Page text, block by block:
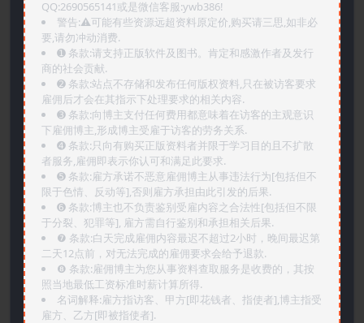
QQ:2690565141或是微信客服:ywb386!
警告:⚠️可能有些资源远超资料原定价,购买请三思,如非必
要,请勿冲动消费.
➊️ 条款:请支持正版软件及图书。肯定和感激作者及发行
商的社会贡献.
➋️ 条款:站点不存储和发布任何版权资料,只在被访客要求
雇佣后才会在其指示下处理要求的相关内容.
➌️ 条款:向博主支付任何费用都意味着在访客的主观意识
下雇佣博主,形成博主受雇于访客的劳务关系.
➍️ 条款:只向有购买正版资料者并限于学习目的且不扩散
者服务,雇佣即表示你认可和满足此要求.
➎ 条款:雇方承诺不恶意雇佣博主从事违法行为[包括但不
限于色情、反动等],否则雇方承担由此引发的后果.
➏️ 条款:博主也不负责鉴别受雇内容之合法性[包括但不限
于分裂、犯罪等], 雇方需自行鉴别和承担相关后果.
❼ 条款:白天完成雇佣内容最迟不超过2小时，晚间最迟第
二天12点前，对无法完成的雇佣要求会给予退款.
❽ 条款:雇佣博主为您从事资料查取服务是收费的，其按
照当地最低工资标准时薪计算所得.
名词解释:雇方指访客、甲方[即花钱者、指使者],博主指受
雇方、乙方[即被指使者].